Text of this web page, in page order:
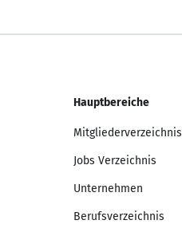
Hauptbereiche
Mitgliederverzeichnis
Jobs Verzeichnis
Unternehmen
Berufsverzeichnis